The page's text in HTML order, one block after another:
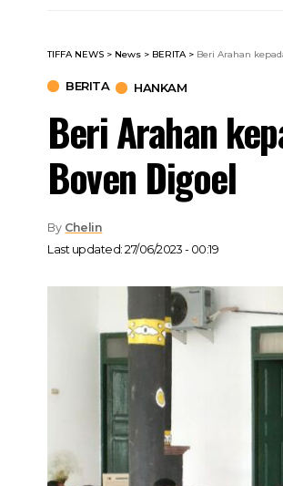
TIFFA NEWS > News > BERITA> Beri Arahan
BERITA HANKAM
Beri Arahan
Boven Digoel
Last updated: 27/06/2023 - 00:19
By Chelin